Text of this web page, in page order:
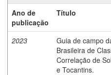
Ano de
publicação
Título
2023
Guia de campo
Brasileira de
Correlação de
e Tocantins.